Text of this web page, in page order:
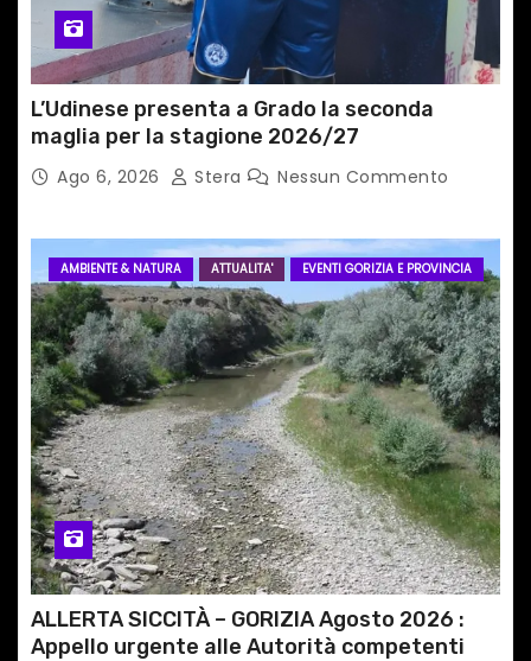
l
i
L’Udinese presenta a Grado la seconda
maglia per la stagione 2026/27
Ago 6, 2026 Stera Nessun Commento
AMBIENTE & NATURA ATTUALITA' EVENTI GORIZIA E PROVINCIA
ALLERTA SICCITÀ – GORIZIA Agosto 2026 :
Appello urgente alle Autorità competenti